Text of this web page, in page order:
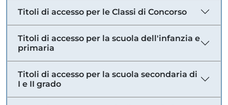
Titoli di accesso per le Classi di Concorso
Titoli di accesso per la scuola dell'infanzia e
primaria
Titoli di accesso per la scuola secondaria di
I e II grado